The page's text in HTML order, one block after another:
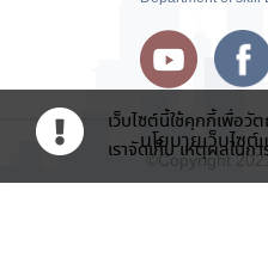
นโยบายเว็บไซ
©Copyright
เว็บไซต์นี้ใช้คุกกี้เพื่อวั
เราจัดเก็บ เหตุผลในก